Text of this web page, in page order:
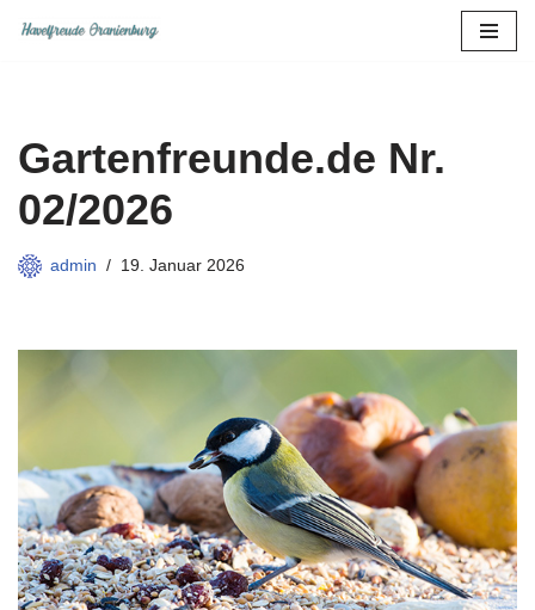
Gartenfreunde.de Nr.
02/2026
admin 19. Januar 2026